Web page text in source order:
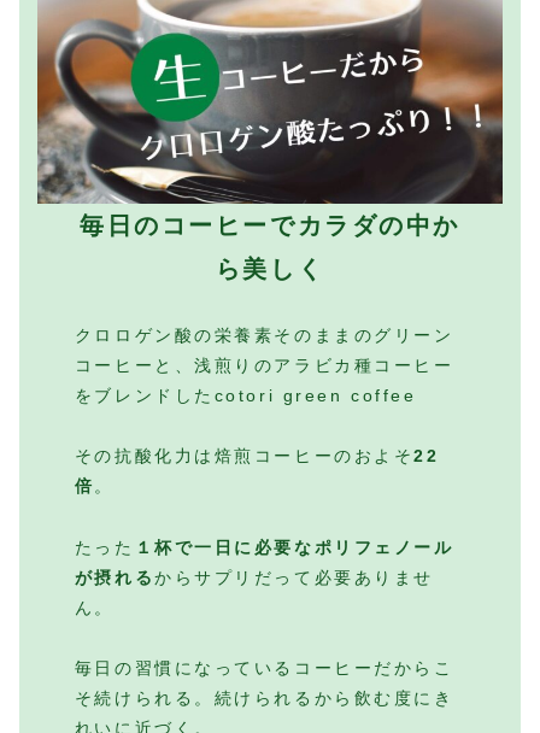
毎日のコーヒーでカラダの中か
ら美しく
クロロゲン酸の栄養素そのままのグリーン
コーヒーと、浅煎りのアラビカ種コーヒー
をブレンドしたcotori green coffee
その抗酸化力は焙煎コーヒーのおよそ22
倍。
たった １杯で一日に必要なポリフェノール
が摂れるからサプリだって必要ありませ
ん。
毎日の習慣になっているコーヒーだからこ
そ続けられる。続けられるから飲む度にき
れいに近づく。